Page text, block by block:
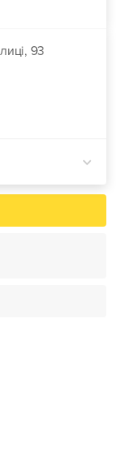
93